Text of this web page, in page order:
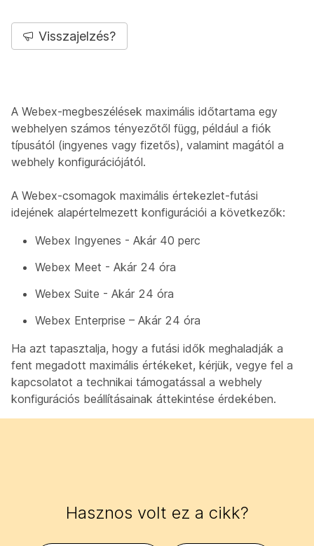
Visszajelzés?
A Webex-megbeszélések maximális időtartama egy
webhelyen számos tényezőtől függ, például a fiók
típusától (ingyenes vagy fizetős), valamint magától a
webhely konfigurációjától.
A Webex-csomagok maximális értekezlet-futási
idejének alapértelmezett konfigurációi a következők:
Webex Ingyenes - Akár 40 perc
Webex Meet - Akár 24 óra
Webex Suite - Akár 24 óra
Webex Enterprise – Akár 24 óra
Ha azt tapasztalja, hogy a futási idők meghaladják a
fent megadott maximális értékeket, kérjük, vegye fel a
kapcsolatot a technikai támogatással a webhely
konfigurációs beállításainak áttekintése érdekében.
Hasznos volt ez a cikk?